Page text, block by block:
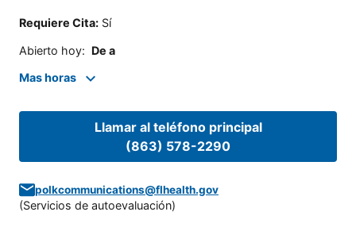
Requiere Cita: Sí
Abierto hoy: De a
Mas horas
Llamar al teléfono principal
(863) 578-2290
polkcommunications@flhealth.gov
(Servicios de autoevaluación)